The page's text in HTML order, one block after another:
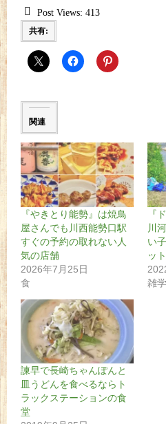
Post Views: 413
共有:
関連
『やきとり能勢』は焼鳥
屋さんでも川西能勢口駅
すぐの予約の取れない人
気の店舗
2026年7月25日
食
『
川
い
ット
雑学
諫早で長崎ちゃんぽんと
皿うどんを食べるならト
ラックステーションの食
堂